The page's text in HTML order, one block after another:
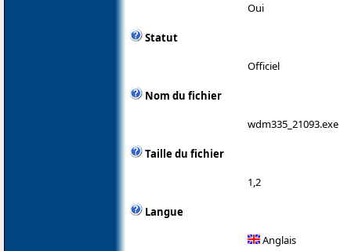
Oui
Statut
Officiel
Nom du fichier
wdm335_21093.exe
Taille du fichier
1,2
Langue
Anglais